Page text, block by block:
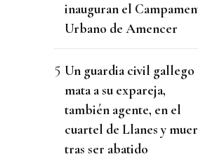
inauguran el
Urbano de Amencer
Un guardia civil gallego
mata a su expareja,
también agente, en el
cuartel de Llanes y
tras ser abatido